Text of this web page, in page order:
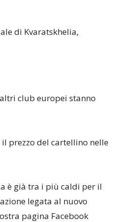
di Kvaratskhelia,
club europei stanno
prezzo del cartellino nelle
è già tra i più caldi per il
legata al nuovo
pagina Facebook